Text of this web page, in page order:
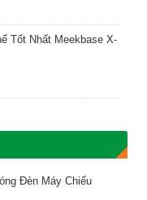
Tốt Nhất Meekbase X-
Đèn Máy Chiếu